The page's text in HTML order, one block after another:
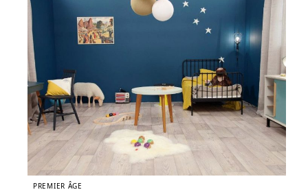
PREMIER ÂGE